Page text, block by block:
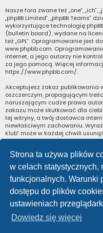
Strona ta używa plików
w celach statystycznych,
funkcjonalnych. Warunki
dostępu do plików
ustawieniach
Dowiedz się więcej
Nasze fora zwane też „one”, „ich”,
„phpBB Limited”, „phpBB Teams”
wykorzystujące technologię
(bulletin board), wydane na
też „GPL”. Oprogramowanie jest
www.phpbb.com.
internet, a jego autorzy nie
za jego pomocą. Więcej
https://www.phpbb.com/.
Akceptujesz zakaz publikowania
oszczerczym, propagującym
naruszającym cudze prawa
zakazu może skutkować dla
tej witryny, a twój dostawca
niewłaściwym zachowaniu.
Klub” może w każdej chwili
twój temat, post. Wyrażasz
przez ciebie informacji w naszej
przekazywane nikomu bez twojej
ani phpBB nie ponosi
których może dojść do kradzieży
Portal Forum
Technologię